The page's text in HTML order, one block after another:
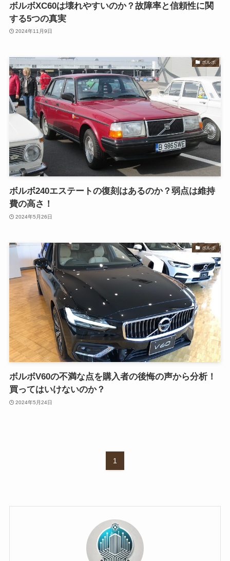
ボルボXC60は壊れやすいのか？故障率と信頼性に関
する5つの真実
2024年11月9日
ボルボ
ボルボ240エステートの復刻はあるのか？弱点は維持
費の高さ！
2024年5月26日
ボルボ
ボルボV60の不満な点を購入者の後悔の声から分析！
買ってはいけないのか？
2024年5月24日
1